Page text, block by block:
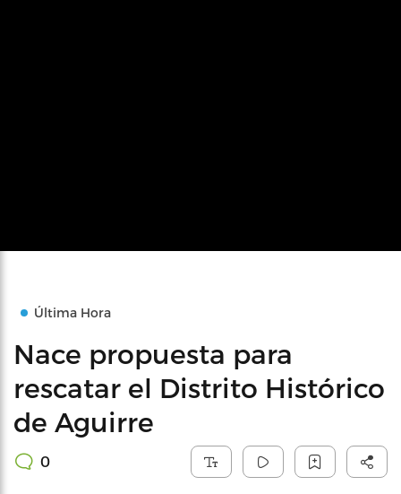
Última Hora
Nace propuesta para
rescatar el Distrito Histórico
de Aguirre
0